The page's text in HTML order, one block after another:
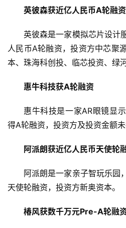
页
道
英彼森获近亿人民币A轮融资
英彼森是一家模拟芯片设计
人民币A轮融资，投资方中芯聚
本、珠海科创投、临芯投资、绿
惠牛科技获A轮融资
惠牛科技是一家AR眼镜显
得A轮融资，投资方及投资金额未
阿派朗获近亿人民币天使轮
阿派朗是一家亲子智玩乐园
天使轮融资，投资方新奥资本。
椿风获数千万元Pre-A轮融